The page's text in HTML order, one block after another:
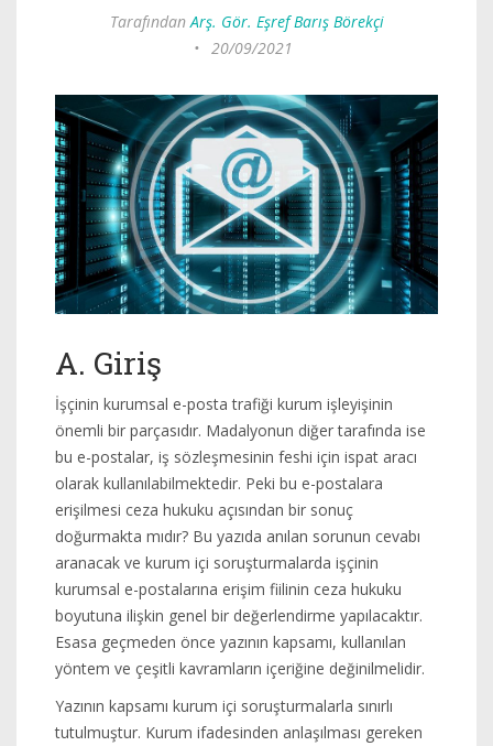
TarafındanArş. Gör. Eşref Barış Börekçi
• 20/09/2021
A. Giriş
İşçinin kurumsal e-posta trafiği kurum işleyişinin
önemli bir parçasıdır. Madalyonun diğer tarafında ise
bu e-postalar, iş sözleşmesinin feshi için ispat aracı
olarak kullanılabilmektedir. Peki bu e-postalara
erişilmesi ceza hukuku açısından bir sonuç
doğurmakta mıdır? Bu yazıda anılan sorunun cevabı
aranacak ve kurum içi soruşturmalarda işçinin
kurumsal e-postalarına erişim fiilinin ceza hukuku
boyutuna ilişkin genel bir değerlendirme yapılacaktır.
Esasa geçmeden önce yazının kapsamı, kullanılan
yöntem ve çeşitli kavramların içeriğine değinilmelidir.
Yazının kapsamı kurum içi soruşturmalarla sınırlı
tutulmuştur. Kurum ifadesinden anlaşılması gereken